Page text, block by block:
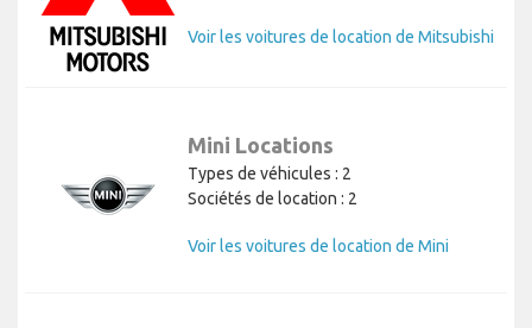
Voir les voitures de location de Mitsubishi
Mini Locations
Types de véhicules : 2
Sociétés de location : 2
Voir les voitures de location de Mini